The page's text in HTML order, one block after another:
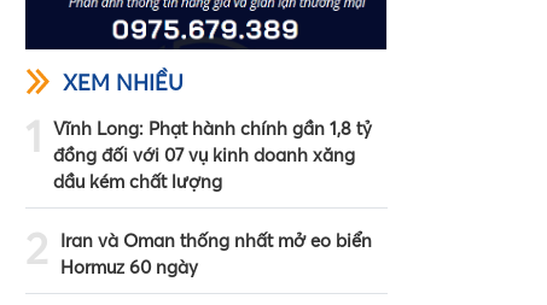
XEM NHIỀU
1
Vĩnh Long: Phạt hành chính gần 1,8 tỷ
đồng đối với 07 vụ kinh doanh xăng
dầu kém chất lượng
2
Iran và Oman thống nhất mở eo biển
Hormuz 60 ngày